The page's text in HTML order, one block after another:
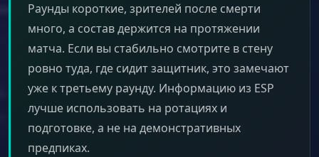
Раунды короткие, зрителей после смерти
много, а состав держится на протяжении
матча. Если вы стабильно смотрите в стену
ровно туда, где сидит защитник, это замечают
уже к третьему раунду. Информацию из ESP
лучше использовать на ротациях и
подготовке, а не на демонстративных
предпиках.